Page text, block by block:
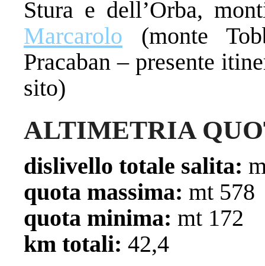
Stura e dell’Orba,
Marcarolo (monte
Pracaban – presente
sito)
ALTIMETRIA
dislivello totale salita:
quota massima: mt 578
quota minima: mt 172
km totali: 42,4